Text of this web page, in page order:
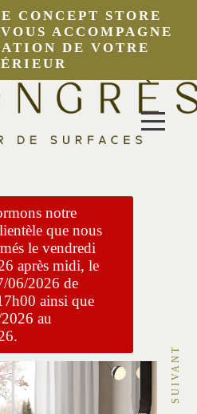
CONCEPT STORE
ACCOMPAGNE
DE VOTRE
notre
que nous
le vendredi
après midi, le
06/2026 de
ainsi que
au
SUIVANT